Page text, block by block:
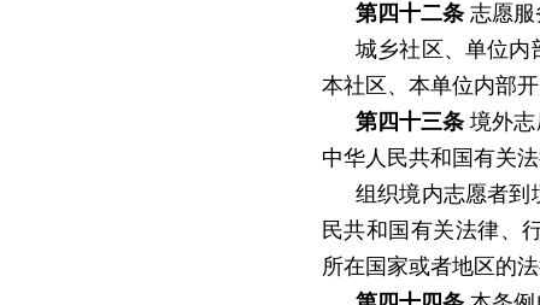
第四十二条 志愿
城乡社区、单位内
本社区、本单位内部
第四十三条 境外
中华人民共和国有关
组织境内志愿者到
民共和国有关法律、
所在国家或者地区的